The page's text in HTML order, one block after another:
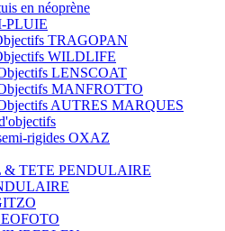
en néoprène
PLUIE
TRAGOPAN
WILDLIFE
LENSCOAT
MANFROTTO
AUTRES MARQUES
rigides OXAZ
TETE PENDULAIRE